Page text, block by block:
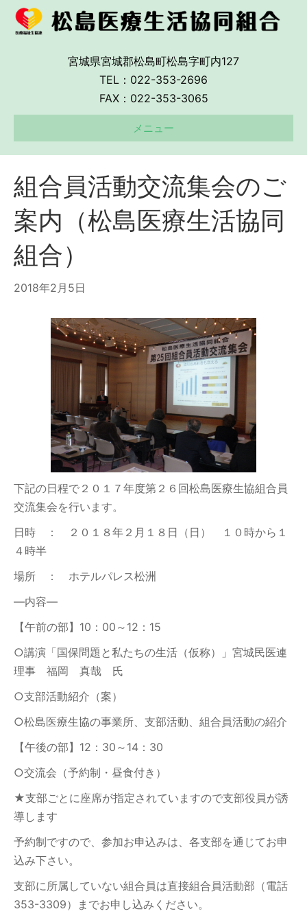
宮城県宮城郡松島町松島字町内127
TEL：022-353-2696
FAX：022-353-3065
メニュー
組合員活動交流集会のご
案内（松島医療生活協同
組合）
2018年2月5日
下記の日程で２０１７年度第２６回松島医療生協組合員
交流集会を行います。
日時 ： ２０１８年２月１８日（日） １０時から１
４時半
場所 ： ホテルパレス松洲
―内容―
【午前の部】10：00～12：15
○講演「国保問題と私たちの生活（仮称）」宮城民医連
理事 福岡 真哉 氏
○支部活動紹介（案）
○松島医療生協の事業所、支部活動、組合員活動の紹介
【午後の部】12：30～14：30
○交流会（予約制・昼食付き）
★支部ごとに座席が指定されていますので支部役員が誘
導します
予約制ですので、参加お申込みは、各支部を通じてお申
込み下さい。
支部に所属していない組合員は直接組合員活動部（電話
353-3309）までお申し込みください。